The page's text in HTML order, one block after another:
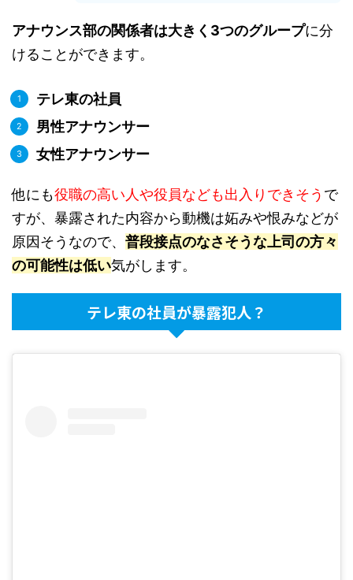
アナウンス部の関係者は大きく3つのグループに分
けることができます。
テレ東の社員
男性アナウンサー
女性アナウンサー
他にも役職の高い人や役員なども出入りできそう で
すが、暴露された内容から動機は妬みや恨みなどが
原因そうなので、 普段接点のなさそうな上司の方々
の可能性は低い気がします。
テレ東の社員が暴露犯人？